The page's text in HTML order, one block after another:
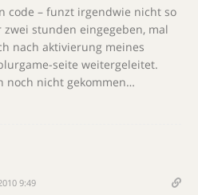
code – funzt irgendwie nicht so
stunden eingegeben, mal
nach aktivierung meines
seite weitergeleitet.
noch nicht gekommen…
9:49